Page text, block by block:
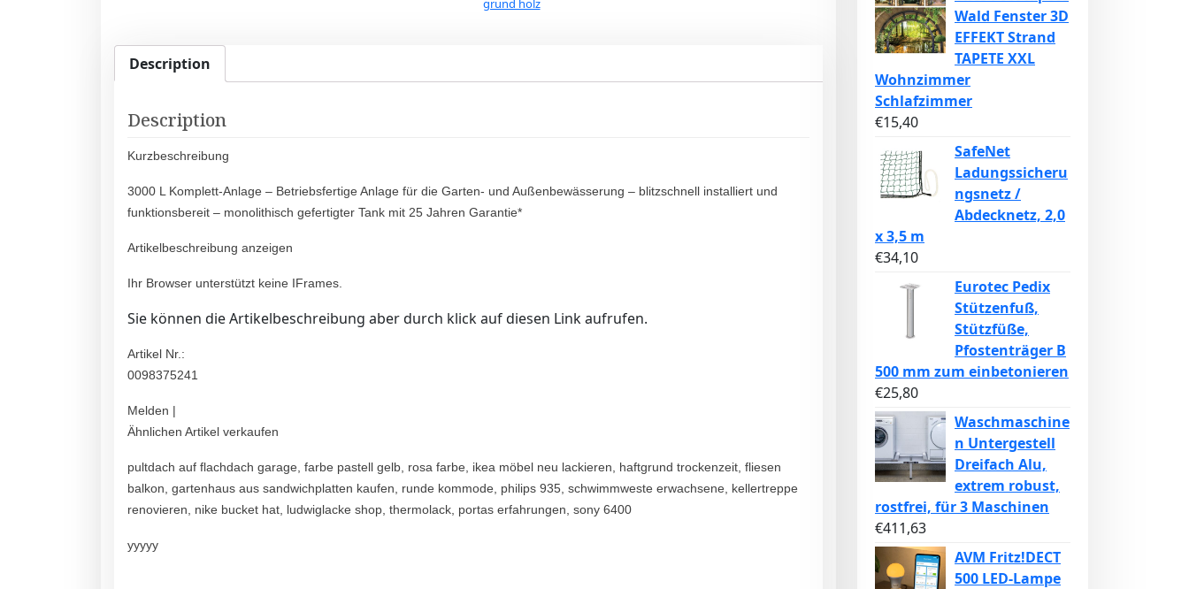
grund holz
Description
Description
Kurzbeschreibung
3000 L Komplett-Anlage – Betriebsfertige Anlage für die Garten- und Außenbewässerung – blitzschnell installiert und
funktionsbereit – monolithisch gefertigter Tank mit 25 Jahren Garantie*
Artikelbeschreibung anzeigen
Ihr Browser unterstützt keine IFrames.
Sie können die Artikelbeschreibung aber durch klick auf diesen Link aufrufen.
Artikel Nr.:
0098375241
Melden |
Ähnlichen Artikel verkaufen
pultdach auf flachdach garage, farbe pastell gelb, rosa farbe, ikea möbel neu lackieren, haftgrund trockenzeit, fliesen
balkon, gartenhaus aus sandwichplatten kaufen, runde kommode, philips 935, schwimmweste erwachsene, kellertreppe
renovieren, nike bucket hat, ludwiglacke shop, thermolack, portas erfahrungen, sony 6400
yyyyy
Wald Fenster 3D
EFFEKT Strand
TAPETE XXL
Wohnzimmer
Schlafzimmer
€15,40
SafeNet
Ladungssicheru
ngsnetz /
Abdecknetz, 2,0
x 3,5 m
€34,10
Eurotec Pedix
Stützenfuß,
Stützfüße,
Pfostenträger B
500 mm zum einbetonieren
€25,80
Waschmaschine
n Untergestell
Dreifach Alu,
extrem robust,
rostfrei, für 3 Maschinen
€411,63
AVM Fritz!DECT
500 LED-Lampe